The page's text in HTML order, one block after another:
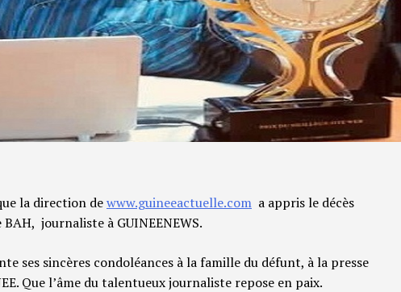
la direction dewww.guineeactuelle.com a appris le décès
journaliste à GUINEENEWS.
ses sincères condoléances à la famille du défunt, à la presse
Que l’âme du talentueux journaliste repose en paix.